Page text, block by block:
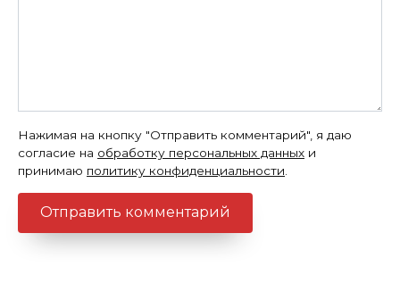
Нажимая на кнопку "Отправить комментарий", я даю
согласие на обработку персональных данных и
принимаю политику конфиденциальности